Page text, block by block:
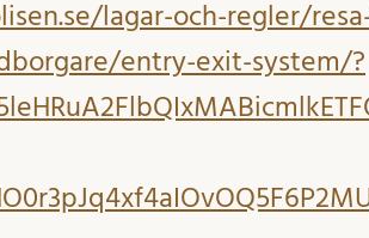
lagar-och-regler/
entry-exit-system/?